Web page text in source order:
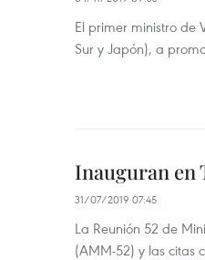
El primer ministro de
Sur y Japón), a
Inauguran en
31/07/2019 07:45
La Reunión 52 de
(AMM-52) y las citas